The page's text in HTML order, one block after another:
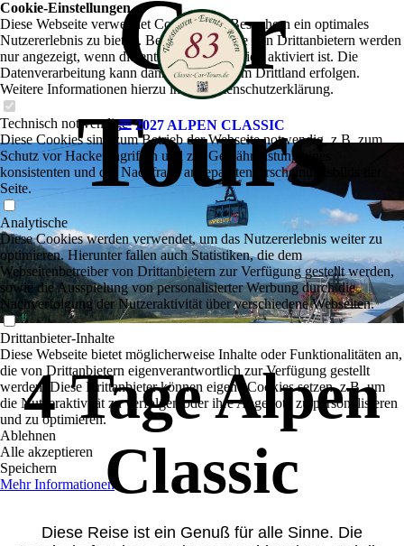
2027 ALPEN CLASSIC
Car
Tours
4 Tage Alpen
Classic
Diese Reise ist ein Genuß für alle Sinne. Die
Cookie-Einstellungen
Diese Webseite verwendet Cookies, um Besuchern ein optimales
Nutzererlebnis zu bieten. Bestimmte Inhalte von Drittanbietern werden
nur angezeigt, wenn die entsprechende Option aktiviert ist. Die
Datenverarbeitung kann dann auch in einem Drittland erfolgen.
Weitere Informationen hierzu in der Datenschutzerklärung.
Technisch notwendige
Diese Cookies sind zum Betrieb der Webseite notwendig, z.B. zum
Schutz vor Hackerangriffen und zur Gewährleistung eines
konsistenten und der Nachfrage angepassten Erscheinungsbilds der
Seite.
Analytische
Diese Cookies werden verwendet, um das Nutzererlebnis weiter zu
optimieren. Hierunter fallen auch Statistiken, die dem
Webseitenbetreiber von Drittanbietern zur Verfügung gestellt werden,
sowie die Ausspielung von personalisierter Werbung durch die
Nachverfolgung der Nutzeraktivität über verschiedene Webseiten.
Drittanbieter-Inhalte
Diese Webseite bietet möglicherweise Inhalte oder Funktionalitäten an,
die von Drittanbietern eigenverantwortlich zur Verfügung gestellt
werden. Diese Drittanbieter können eigene Cookies setzen, z.B. um
die Nutzeraktivität zu verfolgen oder ihre Angebote zu personalisieren
und zu optimieren.
Ablehnen
Alle akzeptieren
Speichern
Mehr Informationen